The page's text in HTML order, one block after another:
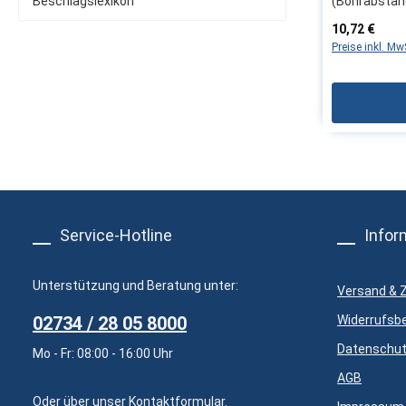
Aluminium
zur
Schüco
Regulärer
10,72 €
Preise inkl.
Service-Hotline
Unterstützung und Beratung unter:
02734 / 28 05 8000
Mo - Fr: 08:00 - 16:00 Uhr
Oder über unser Kontaktformular.
Versand &
AGB